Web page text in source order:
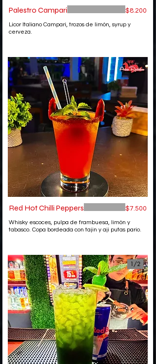
Palestro Campari
Licor Italiano Campari, trozos de limón, syrup y
cerveza.
$8.200
Red Hot Chilli Peppers
Whisky escoces, pulpa de frambuesa, limón y
tabasco. Copa bordeada con tajin y aji putas pario.
$7.500
1/2